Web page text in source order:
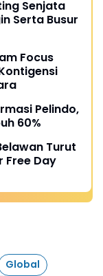
Senjata
Serta Busur
Focus
Pelindo,
60%
Turut
Free Day
Global